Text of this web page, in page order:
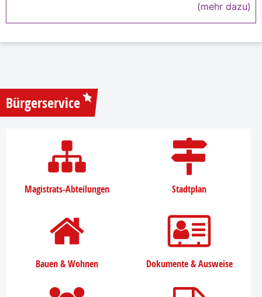
(mehr dazu)
Bürgerservice
Magistrats-Abteilungen Stadtplan
Bauen & Wohnen Dokumente & Ausweise